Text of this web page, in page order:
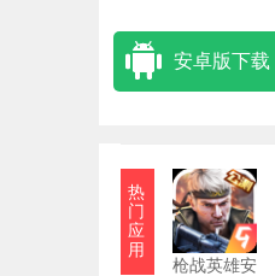
安卓版下载
热
门
应
用
枪战英雄安